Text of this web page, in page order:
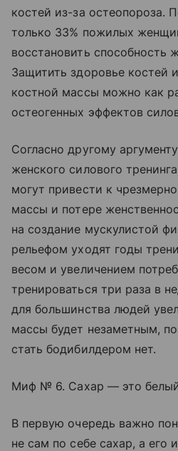
костей из-за остеопороза.
только 33% пожилых
восстановить способность
Защитить здоровье костей
костной массы можно как
остеогенных эффектов
Согласно другому
женского силового
могут привести к
массы и потере
на создание мускулистой
рельефом уходят годы
весом и увеличением
тренироваться три раза в
для большинства людей
массы будет незаметным,
стать бодибилдером нет.
Миф № 6. Сахар — это
В первую очередь важно
не сам по себе сахар, а его